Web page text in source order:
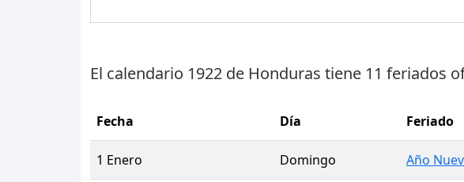
El calendario 1922 de Honduras tiene 11 feriados
Fecha Día Feriado
1 Enero Domingo Año